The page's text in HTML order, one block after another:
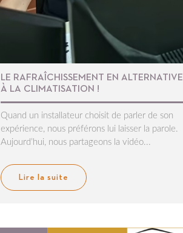
LE RAFRAÎCHISSEMENT EN ALTERNATIVE
À LA CLIMATISATION !
Quand un installateur choisit de parler de son
expérience, nous préférons lui laisser la parole.
Aujourd’hui, nous partageons la vidéo...
Lire la suite